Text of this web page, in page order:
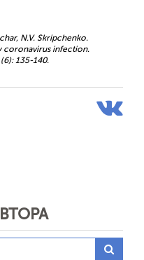
N.V. Skripchenko.
coronavirus infection.
135-140.